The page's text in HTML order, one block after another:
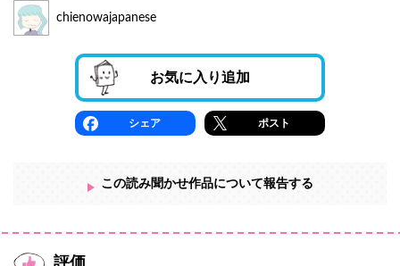
chienowajapanese
お気に入り追加
シェア ポスト
この読み聞かせ作品について報告する